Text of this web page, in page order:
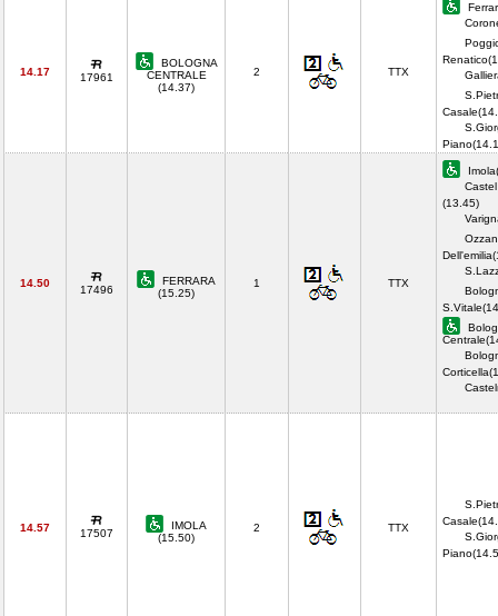
14.17 17961
BOLOGNA
CENTRALE
(14.37)
2 TTX
14.50
17496
FERRARA
(15.25)
1 TTX
(13.45)
14.57 17507
IMOLA
(15.50)
2 TTX